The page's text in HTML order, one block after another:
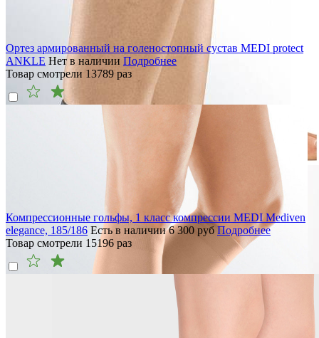
Ортез армированный на голеностопный сустав MEDI protect
ANKLE Нет в наличии Подробнее
Товар смотрели 13789 раз
Компрессионные гольфы, 1 класс компрессии MEDI Mediven
elegance, 185/186 Есть в наличии 6 300 руб Подробнее
Товар смотрели 15196 раз